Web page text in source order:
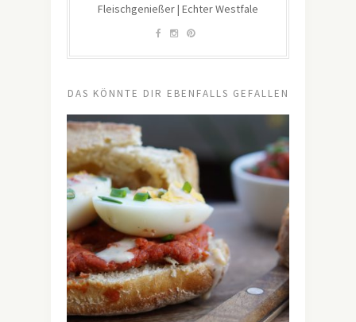
Fleischgenießer | Echter Westfale
DAS KÖNNTE DIR EBENFALLS GEFALLEN